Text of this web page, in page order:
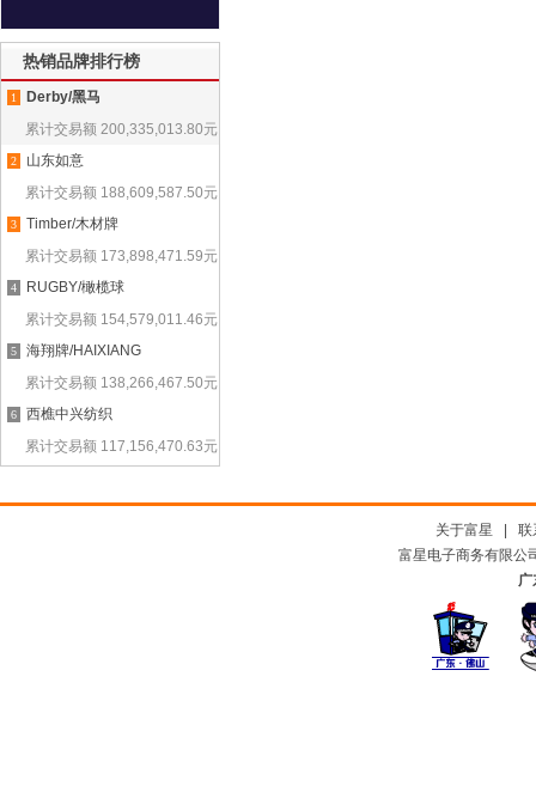
热销品牌排行榜
1
Derby/黑马
累计交易额 200,335,013.80元
2
山东如意
累计交易额 188,609,587.50元
3
Timber/木材牌
累计交易额 173,898,471.59元
4
RUGBY/橄榄球
累计交易额 154,579,011.46元
5
海翔牌/HAIXIANG
累计交易额 138,266,467.50元
6
西樵中兴纺织
累计交易额 117,156,470.63元
关于富星
联
富星电子商务有限公